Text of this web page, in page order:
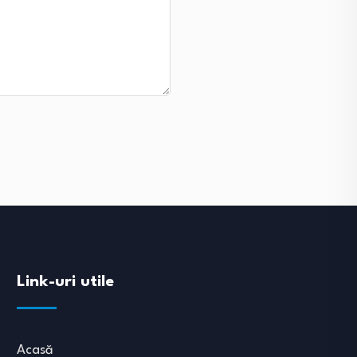
Link-uri utile
Acasă